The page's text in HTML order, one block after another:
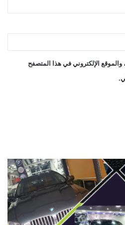
الإلكتروني في هذا المتصفح